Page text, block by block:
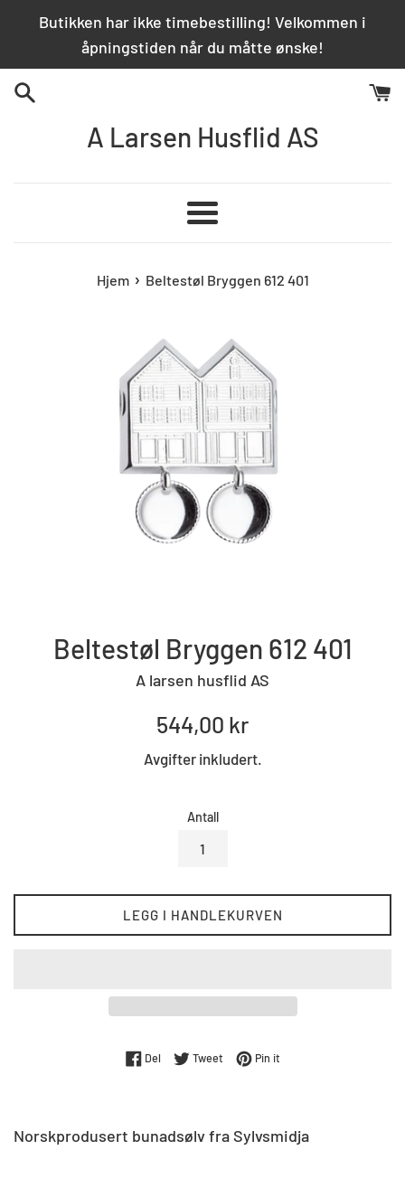
Butikken har ikke timebestilling! Velkommen i
åpningstiden når du måtte ønske!
A Larsen Husflid AS
Meny
Hjem › Beltestøl Bryggen 612 401
Beltestøl Bryggen 612 401
A larsen husflid AS
Standard
544,00 kr
Avgifter inkludert.
Antall
LEGG I HANDLEKURVEN
DelDel på Facebook
TweetTweet på Twitter
Pin itPin på Pinterest
Norskprodusert bunadsølv fra Sylvsmidja